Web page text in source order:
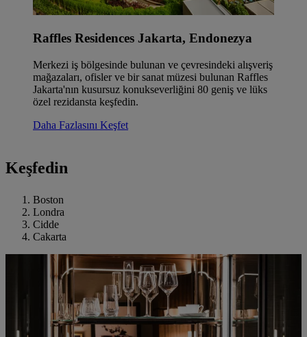
Raffles Residences Jakarta, Endonezya
Merkezi iş bölgesinde bulunan ve çevresindeki alışveriş
mağazaları, ofisler ve bir sanat müzesi bulunan Raffles
Jakarta'nın kusursuz konukseverliğini 80 geniş ve lüks
özel rezidansta keşfedin.
Daha Fazlasını Keşfet
Keşfedin
Boston
Londra
Cidde
Cakarta